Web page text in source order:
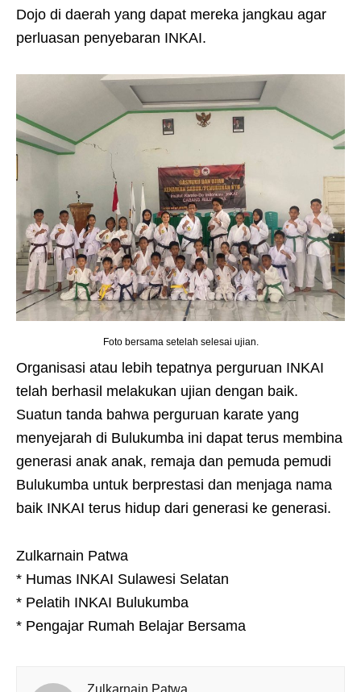
Dojo di daerah yang dapat mereka jangkau agar
perluasan penyebaran INKAI.
Foto bersama setelah selesai ujian.
Organisasi atau lebih tepatnya perguruan INKAI
telah berhasil melakukan ujian dengan baik.
Suatun tanda bahwa perguruan karate yang
menyejarah di Bulukumba ini dapat terus membina
generasi anak anak, remaja dan pemuda pemudi
Bulukumba untuk berprestasi dan menjaga nama
baik INKAI terus hidup dari generasi ke generasi.
Zulkarnain Patwa
* Humas INKAI Sulawesi Selatan
* Pelatih INKAI Bulukumba
* Pengajar Rumah Belajar Bersama
Zulkarnain Patwa